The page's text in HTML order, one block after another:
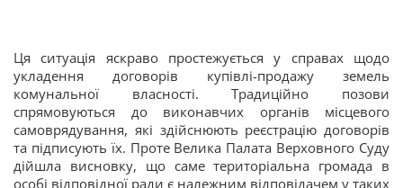
Ця ситуація яскраво простежується у справах щодо
укладення договорів купівлі-продажу земель
комунальної власності. Традиційно позови
спрямовуються до виконавчих органів місцевого
самоврядування, які здійснюють реєстрацію договорів
та підписують їх. Проте Велика Палата Верховного Суду
дійшла висновку, що саме територіальна громада в
особі відповідної ради є належним відповідачем у таких